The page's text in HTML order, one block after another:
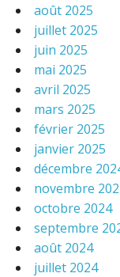
août 2025
juillet 2025
juin 2025
mai 2025
avril 2025
mars 2025
février 2025
janvier 2025
décembre
novembre
octobre 2024
septembre
août 2024
juillet 2024